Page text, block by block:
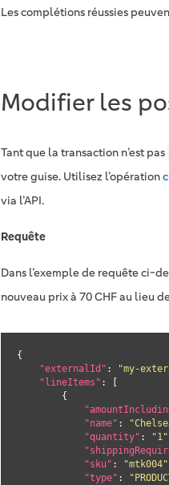
Les complétions réussies
Modifier les
Tant que la transaction n’est pas
votre guise. Utilisez l’opération
via l’API.
Requête
Dans l’exemple de requête ci-
nouveau prix à 70 CHF au lieu
{
"externalId" : "my-
"lineItems" : [
"name" :
"quantity" : "1"
"sku" : "mtk004"
"type" :